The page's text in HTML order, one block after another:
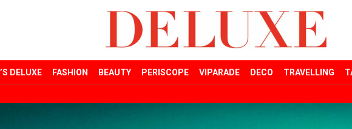
DELUXE FASHION BEAUTY PERISCOPE VIPARADE DECO TRAVELLING